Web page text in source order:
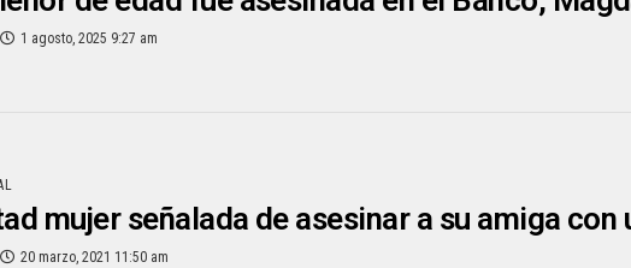
1 agosto, 2025 9:27 am
mujer señalada de asesinar a su amiga
20 marzo, 2021 11:50 am